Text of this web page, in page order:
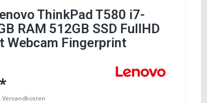
ThinkPad T580 i7-
RAM 512GB SSD FullHD
Webcam Fingerprint
Versandkosten